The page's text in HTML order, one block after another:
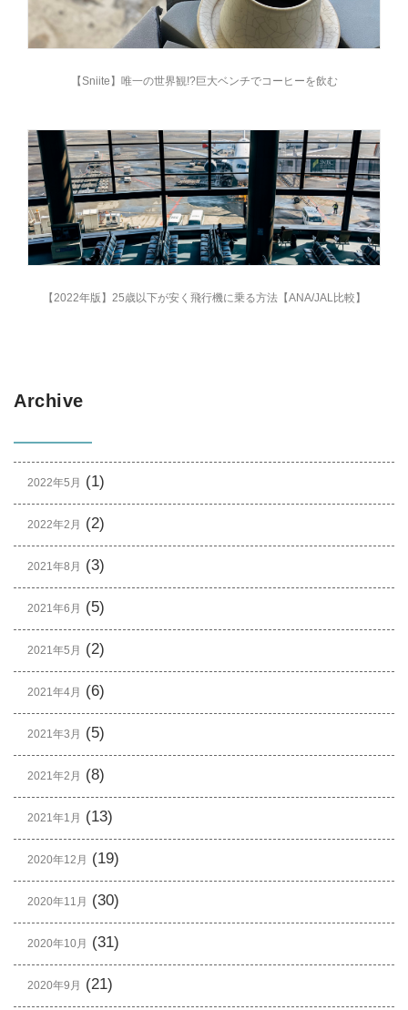
【Sniite】唯一の世界観!?巨大ベンチでコーヒーを飲む
【2022年版】25歳以下が安く飛行機に乗る方法【ANA/JAL比較】
Archive
2022年5月 (1)
2022年2月 (2)
2021年8月 (3)
2021年6月 (5)
2021年5月 (2)
2021年4月 (6)
2021年3月 (5)
2021年2月 (8)
2021年1月 (13)
2020年12月 (19)
2020年11月 (30)
2020年10月 (31)
2020年9月 (21)